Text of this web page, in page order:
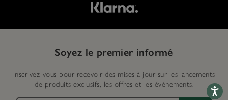
Soyez le premier informé
Inscrivez-vous pour recevoir des mises à jour sur les lancements
de produits exclusifs, les offres et les événements.